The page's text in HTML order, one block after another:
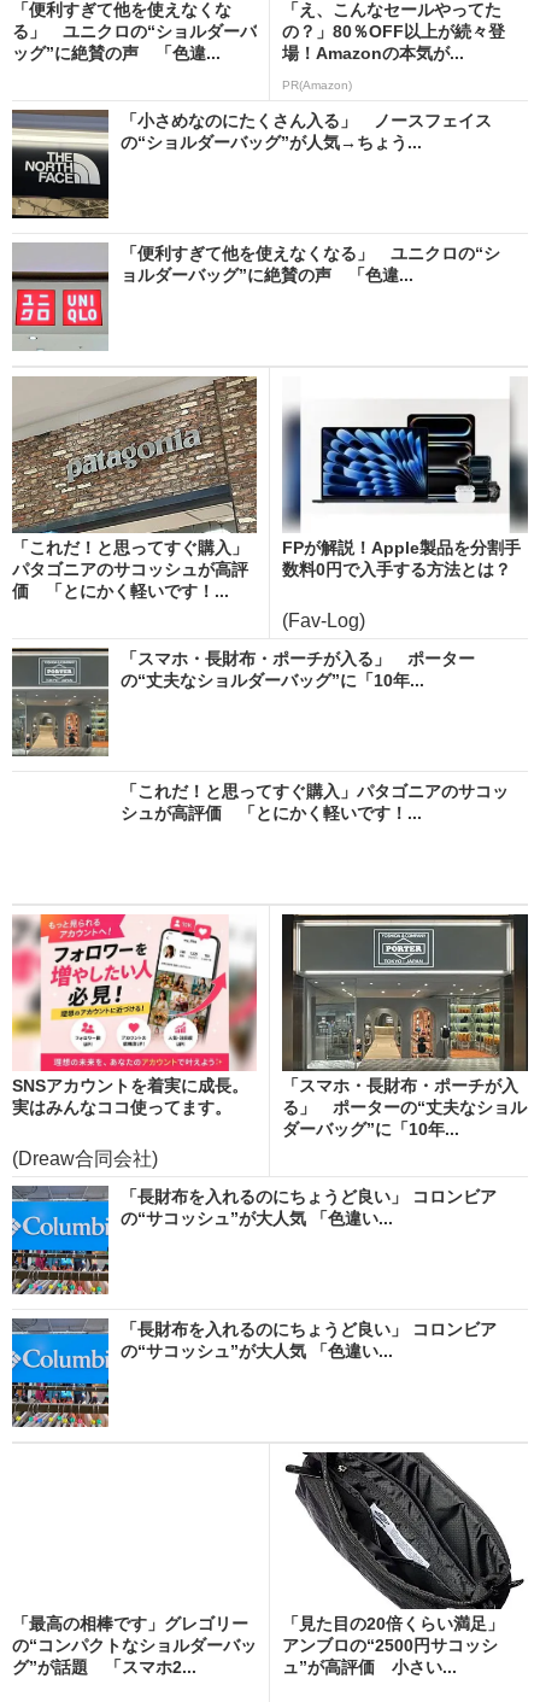
「便利すぎて他を使えなくな
る」 ユニクロの“ショルダーバ
ッグ”に絶賛の声 「色違...
「え、こんなセールやってた
の？」80％OFF以上が続々登
場！Amazonの本気が...
PR(Amazon)
「小さめなのにたくさん入る」 ノースフェイス
の“ショルダーバッグ”が人気→ちょう...
「便利すぎて他を使えなくなる」 ユニクロの“シ
ョルダーバッグ”に絶賛の声 「色違...
「これだ！と思ってすぐ購入」
パタゴニアのサコッシュが高評
価 「とにかく軽いです！...
FPが解説！Apple製品を分割手
数料0円で入手する方法とは？
(Fav-Log)
「スマホ・長財布・ポーチが入る」 ポーター
の“丈夫なショルダーバッグ”に「10年...
「これだ！と思ってすぐ購入」パタゴニアのサコッ
シュが高評価 「とにかく軽いです！...
SNSアカウントを着実に成長。
実はみんなココ使ってます。
(Dreaw合同会社)
「スマホ・長財布・ポーチが入
る」 ポーターの“丈夫なショル
ダーバッグ”に「10年...
「長財布を入れるのにちょうど良い」 コロンビア
の“サコッシュ”が大人気 「色違い...
「長財布を入れるのにちょうど良い」 コロンビア
の“サコッシュ”が大人気 「色違い...
「最高の相棒です」グレゴリー
の“コンパクトなショルダーバッ
グ”が話題 「スマホ2...
「見た目の20倍くらい満足」
アンブロの“2500円サコッシ
ュ”が高評価 小さい...